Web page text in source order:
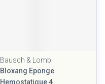
Bausch & Lomb
Bloxang Eponge
Hemostatique 4